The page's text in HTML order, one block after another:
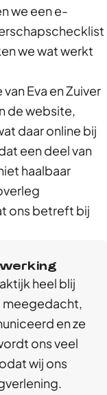
we een e-
we wat werkt
Eva en Zuiver
de website,
daar online bij
een deel van
haalbaar
ons betreft bij
heel blij
meegedacht,
en ze
ons veel
wij ons